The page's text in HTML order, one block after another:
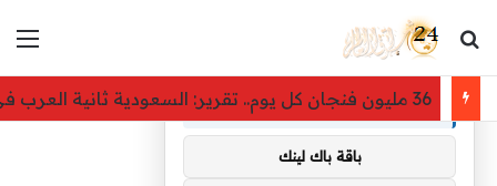
بحث عن
36 مليون فنجان كل يوم.. تقرير: السعودية ثانية العرب في استهلاك القهوة وسوقها يتجه نحو 40 مليار ريال
توصيات :
باقة متميزة VIP (كود: AA11138):
باقة باك لينك